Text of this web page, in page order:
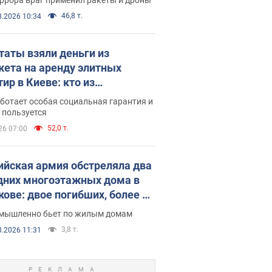
10:34 46,8 т.
взяли деньги из
на аренду элитных
в Киеве: кто из
просил средства
особая социальная гарантия и
07:00 52,0 т.
армия обстреляла два
многоэтажных дома в
двое погибших, более 20
бьет по жилым домам
11:31 3,8 т.